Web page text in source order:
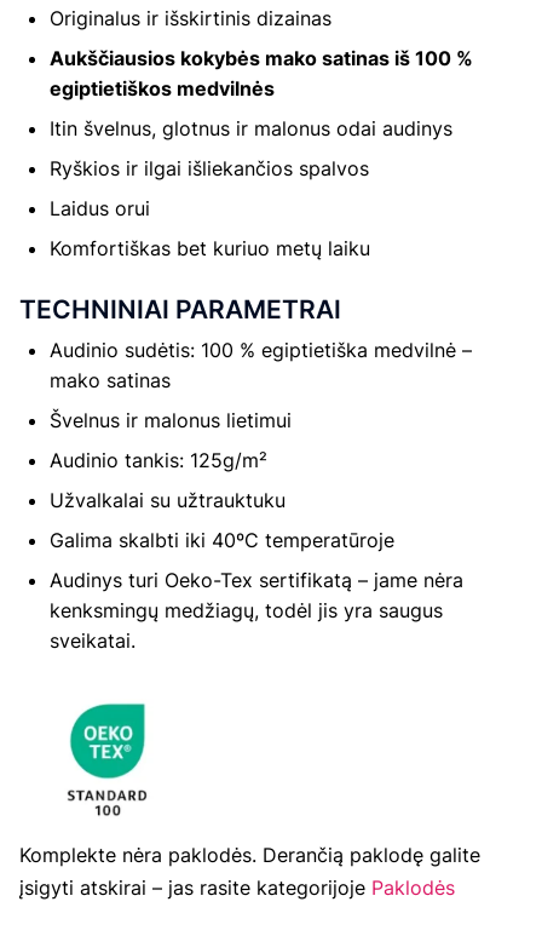
Originalus ir išskirtinis dizainas
Aukščiausios kokybės mako satinas iš 100 %
egiptietiškos medvilnės
Itin švelnus, glotnus ir malonus odai audinys
Ryškios ir ilgai išliekančios spalvos
Laidus orui
Komfortiškas bet kuriuo metų laiku
TECHNINIAI PARAMETRAI
Audinio sudėtis: 100 % egiptietiška medvilnė –
mako satinas
Švelnus ir malonus lietimui
Audinio tankis: 125g/m²
Užvalkalai su užtrauktuku
Galima skalbti iki 40ºC temperatūroje
Audinys turi Oeko-Tex sertifikatą – jame nėra
kenksmingų medžiagų, todėl jis yra saugus
sveikatai.
Komplekte nėra paklodės. Derančią paklodę galite
įsigyti atskirai – jas rasite kategorijoje Paklodės